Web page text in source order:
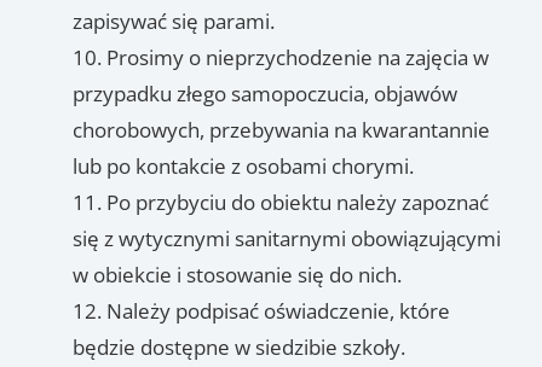
zapisywać się parami.
Prosimy o nieprzychodzenie na zajęcia w
przypadku złego samopoczucia, objawów
chorobowych, przebywania na kwarantannie
lub po kontakcie z osobami chorymi.
Po przybyciu do obiektu należy zapoznać
się z wytycznymi sanitarnymi obowiązującymi
w obiekcie i stosowanie się do nich.
Należy podpisać oświadczenie, które
będzie dostępne w siedzibie szkoły.